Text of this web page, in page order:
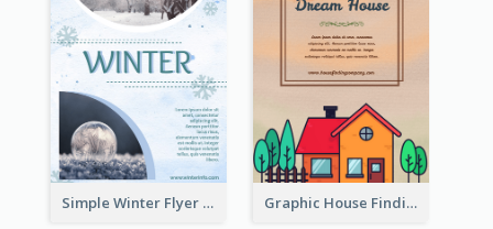
Simple Winter Flyer With Snow Decorations Graphic House Finding Flyer In Warm Colour Tone